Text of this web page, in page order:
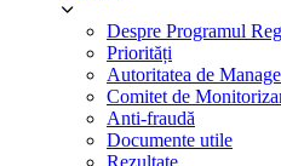
Despre Programul
Priorități
Autoritatea de
Comitet de
Anti-fraudă
Documente utile
Rezultate